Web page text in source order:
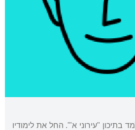
בתיכון "עירוני א"'. החל את לימודיו